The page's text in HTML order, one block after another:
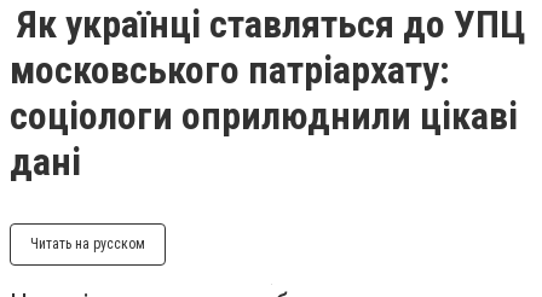
Як українці ставляться до УПЦ
московського патріархату:
соціологи оприлюднили цікаві
дані
Читать на русском